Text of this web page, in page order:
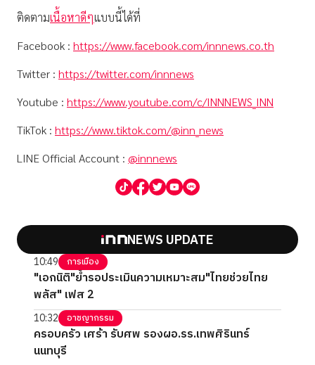
ติดตามเนื้อหาดีๆแบบนี้ได้ที่
Facebook : https://www.facebook.com/innnews.co.th
Twitter : https://twitter.com/innnews
Youtube : https://www.youtube.com/c/INNNEWS_INN
TikTok : https://www.tiktok.com/@inn_news
LINE Official Account : @innnews
NEWS UPDATE
10:49 การเมือง
"เอกนิติ"ย้ำรอประเมินความเหมาะสม"ไทยช่วยไทย
พลัส" เฟส 2
10:32 อาชญากรรม
ครอบครัว เศร้า รับศพ รองผอ.รร.เทพศิรินทร์
นนทบุรี